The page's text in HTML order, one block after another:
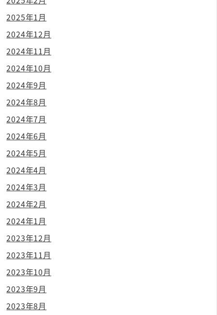
2025年1月
2024年12月
2024年11月
2024年10月
2024年9月
2024年8月
2024年7月
2024年6月
2024年5月
2024年4月
2024年3月
2024年2月
2024年1月
2023年12月
2023年11月
2023年10月
2023年9月
2023年8月